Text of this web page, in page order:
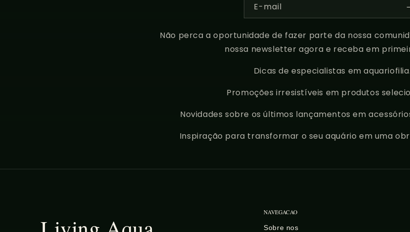
E-mail
Não perca a oportunidade de fazer parte da nossa
nossa newsletter agora e receba em
Dicas de especialistas em aquariofilia.
Promoções irresistíveis em produtos
Novidades sobre os últimos lançamentos em
Inspiração para transformar o seu aquário em uma
NAVEGACAO
Sobre nos